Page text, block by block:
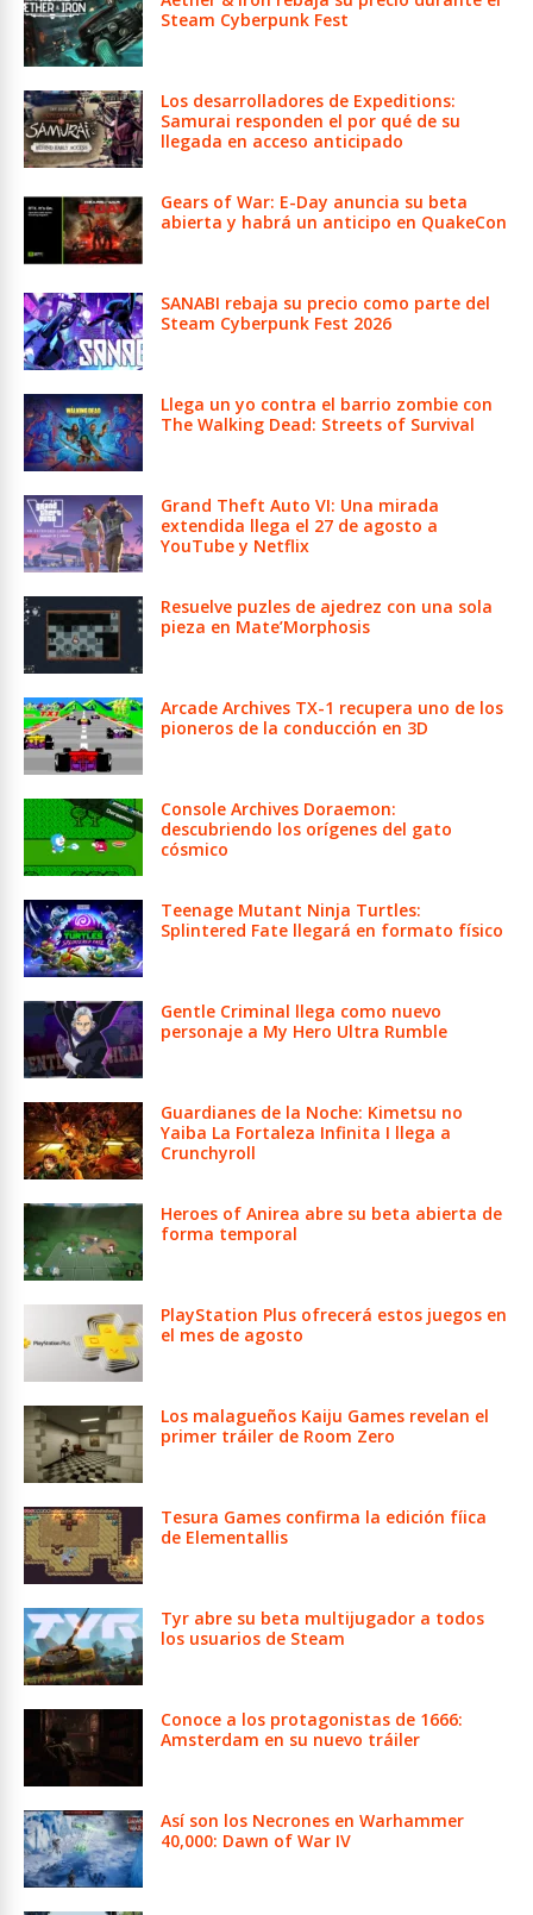
Steam Cyberpunk Fest
Los desarrolladores de Expeditions:
Samurai responden el por qué de su
llegada en acceso anticipado
Gears of War: E-Day anuncia su beta
abierta y habrá un anticipo en QuakeCon
SANABI rebaja su precio como parte del
Steam Cyberpunk Fest 2026
Llega un yo contra el barrio zombie con
The Walking Dead: Streets of Survival
Grand Theft Auto VI: Una mirada
extendida llega el 27 de agosto a
YouTube y Netflix
Resuelve puzles de ajedrez con una sola
pieza en Mate’Morphosis
Arcade Archives TX-1 recupera uno de los
pioneros de la conducción en 3D
Console Archives Doraemon:
descubriendo los orígenes del gato
cósmico
Teenage Mutant Ninja Turtles:
Splintered Fate llegará en formato físico
Gentle Criminal llega como nuevo
personaje a My Hero Ultra Rumble
Guardianes de la Noche: Kimetsu no
Yaiba La Fortaleza Infinita I llega a
Crunchyroll
Heroes of Anirea abre su beta abierta de
forma temporal
PlayStation Plus ofrecerá estos juegos en
el mes de agosto
Los malagueños Kaiju Games revelan el
primer tráiler de Room Zero
Tesura Games confirma la edición fíica
de Elementallis
Tyr abre su beta multijugador a todos
los usuarios de Steam
Conoce a los protagonistas de 1666:
Amsterdam en su nuevo tráiler
Así son los Necrones en Warhammer
40,000: Dawn of War IV